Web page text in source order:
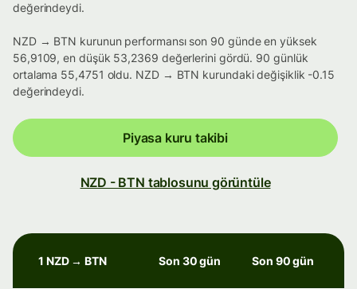
değerindeydi.
NZD → BTN kurunun performansı son 90 günde en yüksek
56,9109, en düşük 53,2369 değerlerini gördü. 90 günlük
ortalama 55,4751 oldu. NZD → BTN kurundaki değişiklik -0.15
değerindeydi.
Piyasa kuru takibi
NZD - BTN tablosunu görüntüle
1 NZD → BTN Son 30 gün Son 90 gün